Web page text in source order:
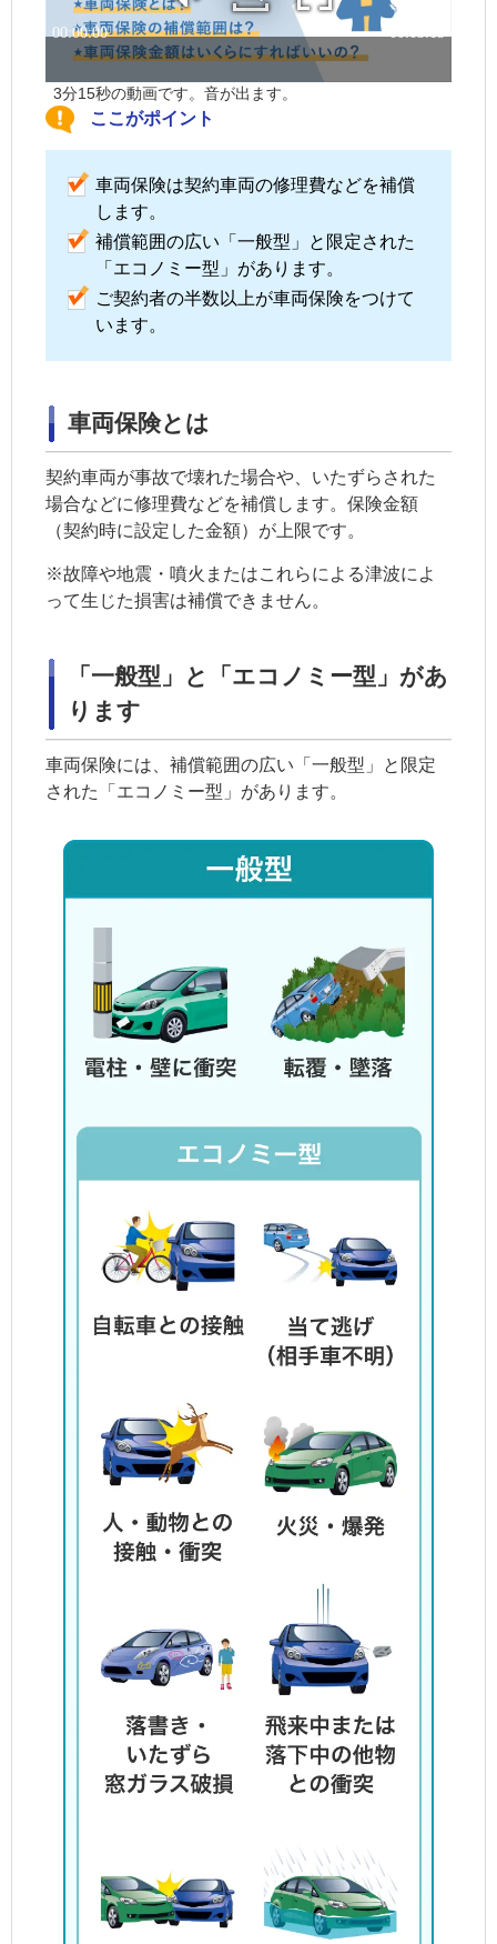
3分15秒の動画です。音が出ます。
ここがポイント
車両保険は契約車両の修理費などを補償
します。
補償範囲の広い「一般型」と限定された
「エコノミー型」があります。
ご契約者の半数以上が車両保険をつけて
います。
車両保険とは
契約車両が事故で壊れた場合や、いたずらされた
場合などに修理費などを補償します。保険金額
（契約時に設定した金額）が上限です。
※故障や地震・噴火またはこれらによる津波によ
って生じた損害は補償できません。
「一般型」と「エコノミー型」があ
ります
車両保険には、補償範囲の広い「一般型」と限定
された「エコノミー型」があります。